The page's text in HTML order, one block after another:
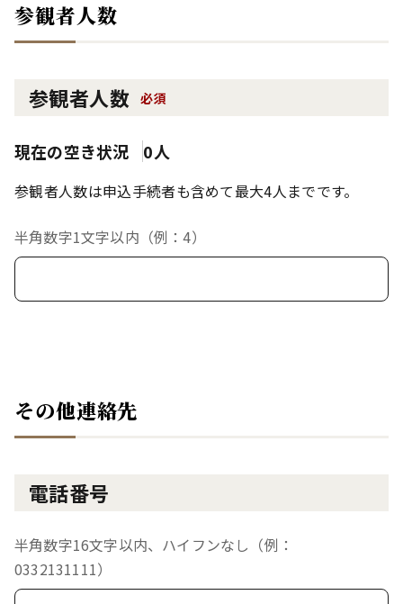
参観者人数
参観者人数 必須
現在の空き状況 0人
参観者人数は申込手続者も含めて最大4人までです。
半角数字1文字以内（例：4）
その他連絡先
電話番号
半角数字16文字以内、ハイフンなし（例：
0332131111）